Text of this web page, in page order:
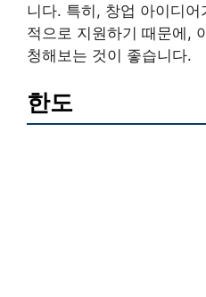
니다. 특히, 창업 아이디
적으로 지원하기 때문에,
청해보는 것이 좋습니다.
한도